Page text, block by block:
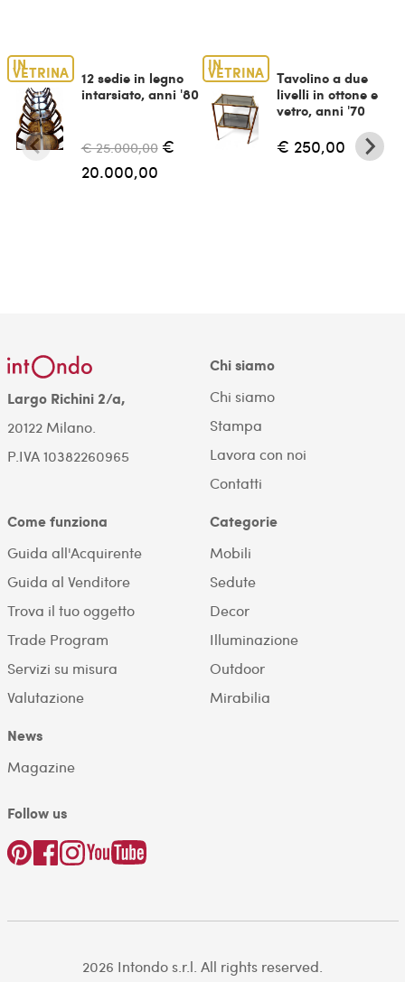
IN
VETRINA
12 sedie in legno
intarsiato, anni '80
€ 25.000,00 €
20.000,00
IN
VETRINA
Tavolino a due
livelli in ottone e
vetro, anni '70
€ 250,00
Largo Richini 2/a,
20122 Milano.
P.IVA 10382260965
Chi siamo
Chi siamo
Stampa
Lavora con noi
Contatti
Come funziona
Guida all'Acquirente
Guida al Venditore
Trova il tuo oggetto
Trade Program
Servizi su misura
Valutazione
Categorie
Mobili
Sedute
Decor
Illuminazione
Outdoor
Mirabilia
News
Magazine
Follow us
2026 Intondo s.r.l. All rights reserved.